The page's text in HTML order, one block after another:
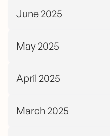
June 2025
May 2025
April 2025
March 2025